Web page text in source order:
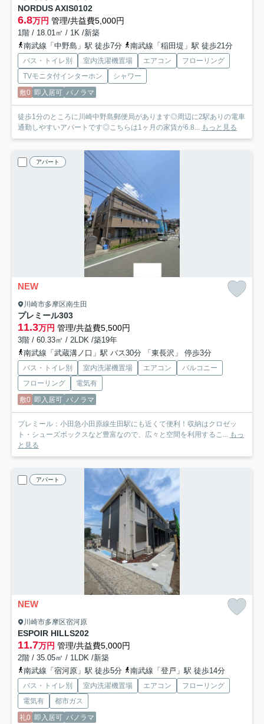
NORDUS AXIS0102
6.8万円 管理/共益費5,000円
1階 / 18.01㎡ / 1K /新築
南武線「中野島」駅 徒歩7分
南武線「稲田堤」駅 徒歩21分
バス・トイレ別 室内洗濯機置場 エアコン
フローリング
TVモニタ付インターホン
シャワー
敷0 即入居可 パノラマ
徒歩1分のところに川崎中野島郵便局があります◎周辺に2駅ありの電車
通勤しやすいアパートです◎こちらは1ヶ月の家賃が6.8...
もっと見る
アパート
NEW
川崎市多摩区南生田
プレミール303
11.3万円 管理/共益費5,500円
3階 / 60.33㎡ / 2LDK /築19年
南武線「武蔵溝ノ口」駅 バス30分 「東長沢」 停歩3分
バス・トイレ別 室内洗濯機置場 エアコン
バルコニー
フローリング
電気有
敷0 即入居可 パノラマ
プレミール：小田急小田原線生田駅にも近くて便利！収納はクロゼッ
ト・シューズボックスなど豊富なので、広々と空間を利用するこ...
もっ
と見る
アパート
NEW
川崎市多摩区宿河原
ESPOIR HILLS202
11.7万円 管理/共益費5,000円
2階 / 35.05㎡ / 1LDK /新築
南武線「宿河原」駅 徒歩5分
南武線「登戸」駅 徒歩14分
バス・トイレ別 室内洗濯機置場 エアコン
フローリング
電気有
都市ガス
礼0 即入居可 パノラマ